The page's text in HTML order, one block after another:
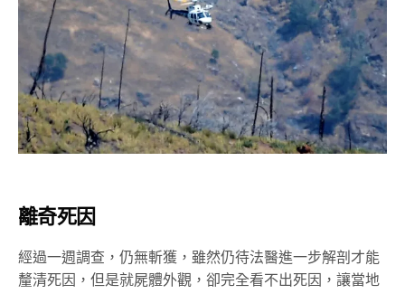
離奇死因
經過一週調查，仍無斬獲，雖然仍待法醫進一步解剖才能
釐清死因，但是就屍體外觀，卻完全看不出死因，讓當地